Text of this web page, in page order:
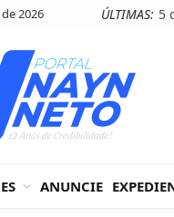
2026 ÚLTIMAS:
ANUNCIE